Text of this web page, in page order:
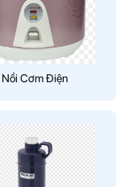
Nồi Cơm Điện